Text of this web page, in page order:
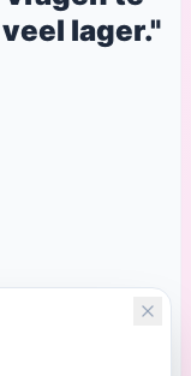
lager."